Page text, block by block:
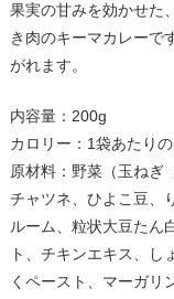
果実の甘みを効かせた
き肉のキーマカレーで
がれます。
内容量：200g
カロリー：1袋あたり
原材料：野菜（玉ねぎ
チャツネ、ひよこ豆、
ルーム、粒状大豆たん
ト、チキンエキス、し
くペースト、マーガリ